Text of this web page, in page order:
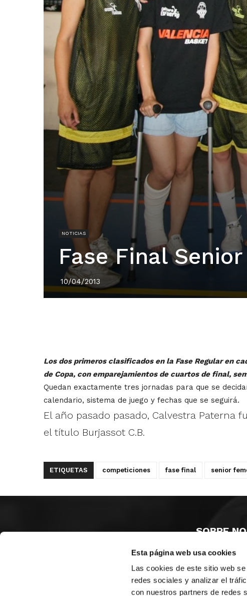
Esta página web usa cookies
Las cookies de este sitio web
redes sociales y analizar el
con nuestros partners de redes
NOTICIAS
Fase Final
10/04/2013
Los dos primeros clasificados en la Fase Regular en
de Copa, con emparejamientos de cuartos de final,
Quedan exactamente tres jornadas para que se
calendario, sistema de juego y fechas que se seguirá.
El año pasado pasado, Calvestra
el título Burjassot C.B.
ETIQUETAS competiciones fase final senior
SOBRE
CASTELLON
VALENCIA
ALICANTE